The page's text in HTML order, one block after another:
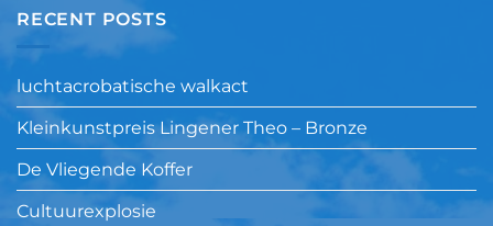
RECENT POSTS
luchtacrobatische walkact
Kleinkunstpreis Lingener Theo – Bronze
De Vliegende Koffer
Cultuurexplosie